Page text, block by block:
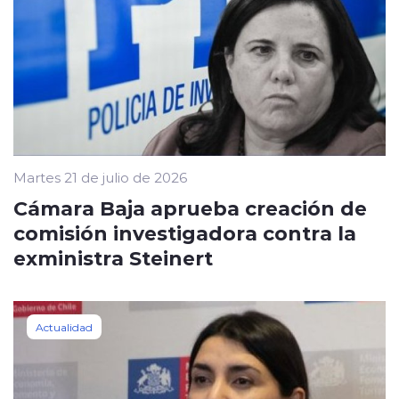
Martes 21 de julio de 2026
Cámara Baja aprueba creación de
comisión investigadora contra la
exministra Steinert
Actualidad